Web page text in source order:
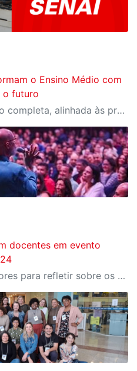
o Ensino Médio com
o futuro
Iniciativa oferece formação completa, alinhada às profissões do futuro e aos desafios da nova indústria.
docentes em evento
O encontro reuniu educadores para refletir sobre os desafios e as transformações da educação em tempos de inovação tecnológica